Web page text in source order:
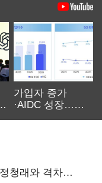
가입자 증가
·AIDC 성장…
청래와 격차